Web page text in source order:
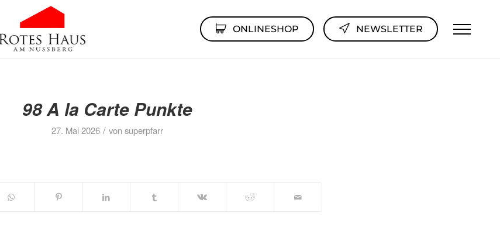
ONLINESHOP NEWSLETTER
98 A la Carte Punkte
27. Mai 2026 / vonsuperpfarr